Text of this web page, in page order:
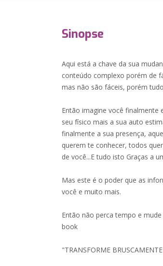
Sinopse
Aqui está a chave da sua
conteúdo complexo porém de
mas não são fáceis, porém
Então imagine você
seu físico mais a sua auto
finalmente a sua presença,
querem te conhecer, todos
de você...E tudo isto Graças a
Mas este é o poder que as
você e muito mais.
Então não perca tempo e
book
"TRANSFORME